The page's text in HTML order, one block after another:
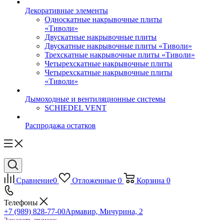
Декоративные элементы
Односкатные накрывочные плиты
«Тиволи»
Двускатные накрывочные плиты
Двускатные накрывочные плиты «Тиволи»
Трехскатные накрывочные плиты «Тиволи»
Четырехскатные накрывочные плиты
Четырехскатные накрывочные плиты
«Тиволи»
Дымоходные и вентиляционные системы
SCHIEDEL VENT
Распродажа остатков
Сравнение0 Отложенные 0 Корзина 0
Телефоны
+7 (989) 828-77-00Армавир, Мичурина, 2